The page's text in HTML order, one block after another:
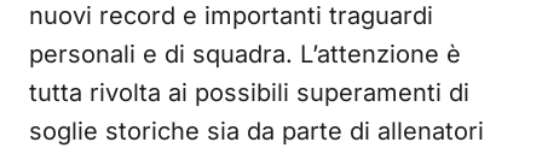
nuovi record e importanti traguardi
personali e di squadra. L’attenzione è
tutta rivolta ai possibili superamenti di
soglie storiche sia da parte di allenatori